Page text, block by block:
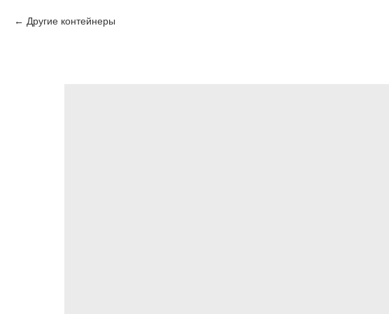
Другие контейнеры